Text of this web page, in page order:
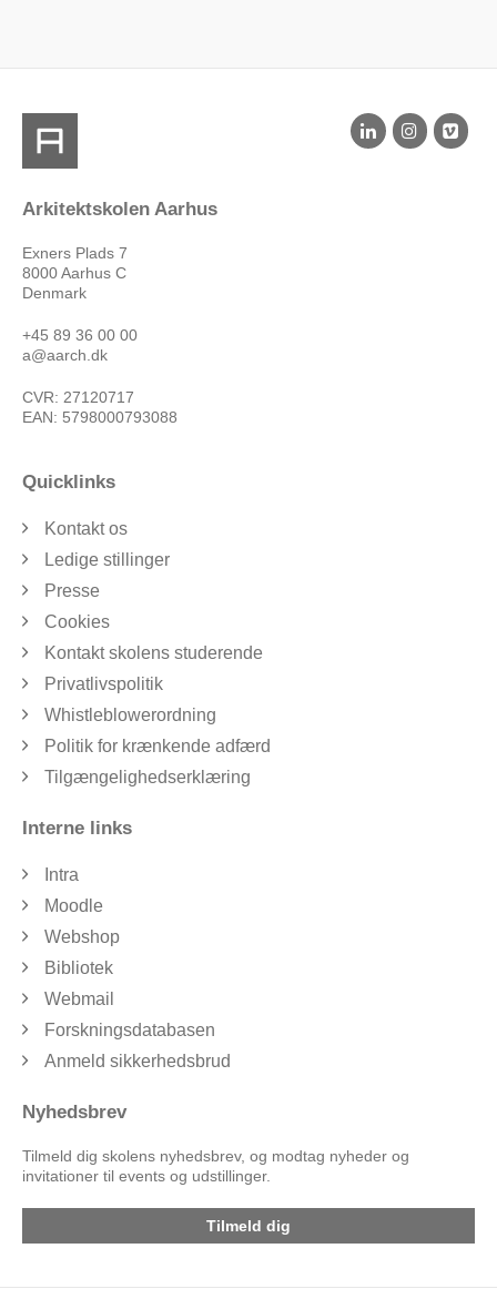
Arkitektskolen Aarhus
Exners Plads 7
8000 Aarhus C
Denmark
+45 89 36 00 00
a@aarch.dk
CVR: 27120717
EAN: 5798000793088
Quicklinks
Kontakt os
Ledige stillinger
Presse
Cookies
Kontakt skolens studerende
Privatlivspolitik
Whistleblowerordning
Politik for krænkende adfærd
Tilgængelighedserklæring
Interne links
Intra
Moodle
Webshop
Bibliotek
Webmail
Forskningsdatabasen
Anmeld sikkerhedsbrud
Nyhedsbrev
Tilmeld dig skolens nyhedsbrev, og modtag nyheder og
invitationer til events og udstillinger.
Tilmeld dig